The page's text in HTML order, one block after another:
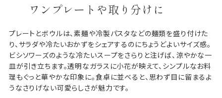
ワンプレートや取り分けに
プレートとボウルは、素麺や冷製パスタなどの麺類を盛り付けた
り、サラダや冷たいおかずをシェアするのにちょうどよいサイズ感。
ビシソワーズのような冷たいスープをさらりと注げば、涼やかな一
皿が引き立ちます。透明なガラスに小花が映えて、シンプルなお料
理もぐっと華やかな印象に。食卓に並べると、思わず目に留まるよ
うなさりげない可愛らしさが魅力です。